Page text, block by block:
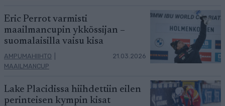
Eric Perrot varmisti
maailmancupin ykkössijan –
suomalaisilla vaisu kisa
AMPUMAHIIHTO
MAAILMANCUP
21.03.2026
Lake Placidissa hiihdettiin eilen
perinteisen kympin kisat